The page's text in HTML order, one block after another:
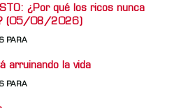
¿Por qué los ricos nunca
(05/08/2026)
PARA
arruinando la vida
PARA